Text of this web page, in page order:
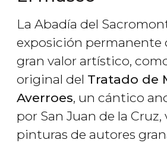
La Abadía del
exposición permanente
gran valor artístico,
original del Tratado de
Averroes, un cántico
por San Juan de la Cruz,
pinturas de autores